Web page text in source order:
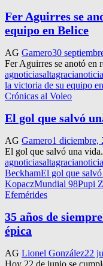
Fer Aguirres se
equipo en Belice
AG Gamero30
Fer Aguirres se anotó en
agnoticias
la victoria de su equipo
Crónicas al Voleo
El gol que salvó
AG Gamero1 diciembre,
El gol que salvó una
agnoticias
BeckhamEl gol que
KopaczMundial 98Pupi
Efemérides
35 años de
épica
AG Lionel González22
Hoy 22 de junio se